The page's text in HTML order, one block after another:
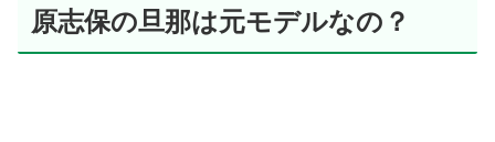
原志保の旦那は元モデルなの？